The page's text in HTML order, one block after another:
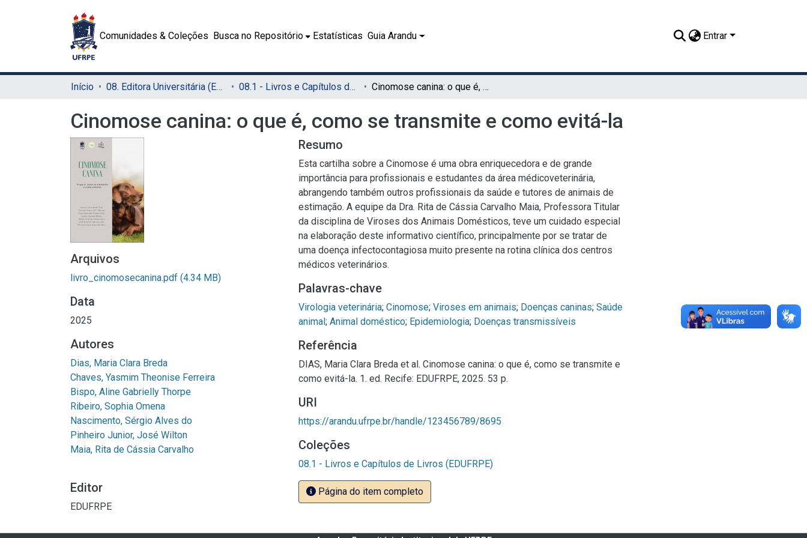
Comunidades & Coleções Busca no Repositório Estatísticas Guia Arandu Entrar
Início 08. Editora Universitária (EDUFRPE) 08.1 - Livros e Capítulos de Livros (EDUFRPE) Cinomose canina: o que é, como se transmite e como evitá-la
Cinomose canina: o que é, como se transmite e como evitá-la
Arquivos
livro_cinomosecanina.pdf (4.34 MB)
Data
2025
Autores
Dias, Maria Clara Breda
Chaves, Yasmim Theonise Ferreira
Bispo, Aline Gabrielly Thorpe
Ribeiro, Sophia Omena
Nascimento, Sérgio Alves do
Pinheiro Junior, José Wilton
Maia, Rita de Cássia Carvalho
Editor
EDUFRPE
Resumo
Esta cartilha sobre a Cinomose é uma obra enriquecedora e de grande
importância para profissionais e estudantes da área médicoveterinária,
abrangendo também outros profissionais da saúde e tutores de animais de
estimação. A equipe da Dra. Rita de Cássia Carvalho Maia, Professora Titular
da disciplina de Viroses dos Animais Domésticos, teve um cuidado especial
na elaboração deste informativo científico, principalmente por se tratar de
uma doença infectocontagiosa muito presente na rotina clínica dos centros
médicos veterinários.
Palavras-chave
Virologia veterinária; Cinomose; Viroses em animais; Doenças caninas; Saúde
animal; Animal doméstico; Epidemiologia; Doenças transmissíveis
Referência
DIAS, Maria Clara Breda et al. Cinomose canina: o que é, como se transmite e
como evitá-la. 1. ed. Recife: EDUFRPE, 2025. 53 p.
URI
https://arandu.ufrpe.br/handle/123456789/8695
Coleções
08.1 - Livros e Capítulos de Livros (EDUFRPE)
Página do item completo